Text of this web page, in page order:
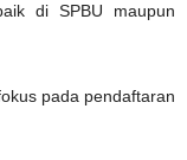
di SPBU maupun
pada pendaftaran